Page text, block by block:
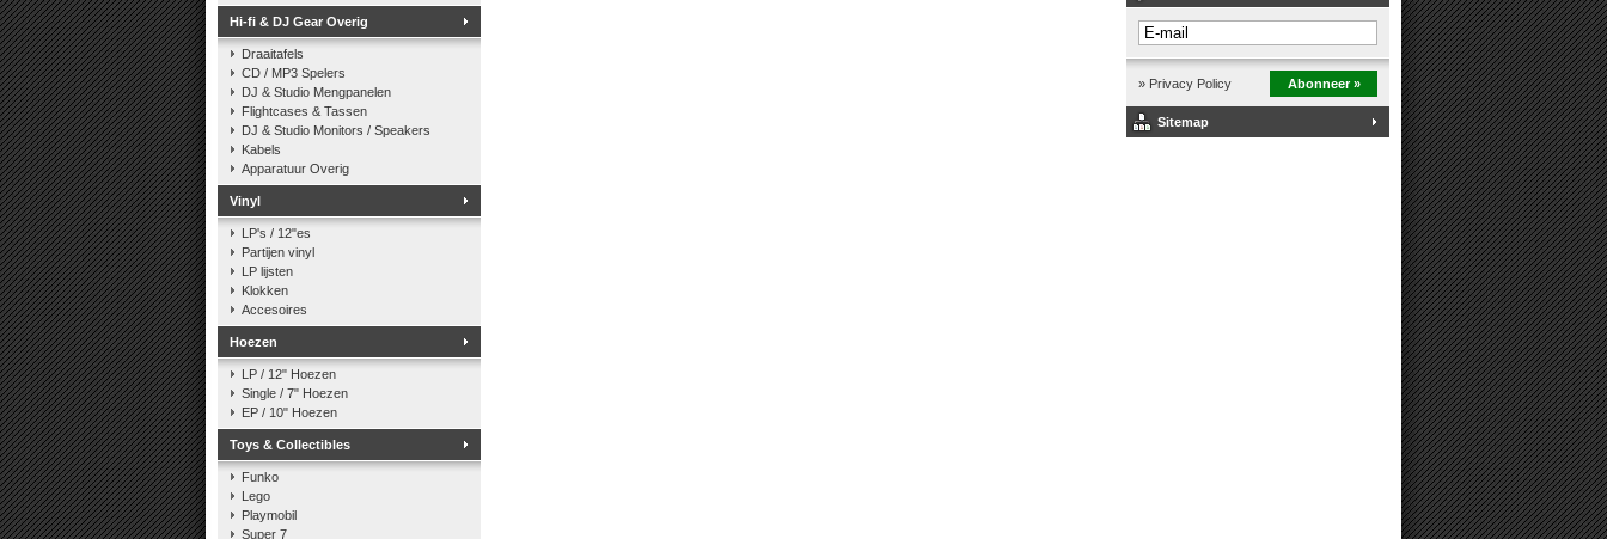
Hi-fi & DJ Gear Overig
Draaitafels
CD / MP3 Spelers
DJ & Studio Mengpanelen
Flightcases & Tassen
DJ & Studio Monitors / Speakers
Kabels
Apparatuur Overig
Vinyl
LP's / 12"es
Partijen vinyl
LP lijsten
Klokken
Accesoires
Hoezen
LP / 12" Hoezen
Single / 7" Hoezen
EP / 10" Hoezen
Toys & Collectibles
Funko
Lego
Playmobil
Super 7
» Privacy Policy Abonneer »
Sitemap